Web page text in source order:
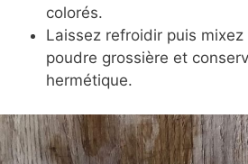
colorés.
Laissez refroidir puis mixez
poudre grossière et
hermétique.